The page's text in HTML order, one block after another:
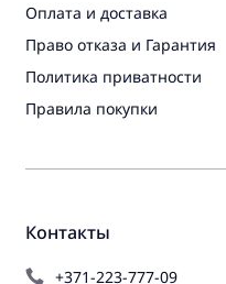
Контакты
+371-223-777-09
Оплата и доставка
Право отказа и Гарантия
Политика приватности
Правила покупки